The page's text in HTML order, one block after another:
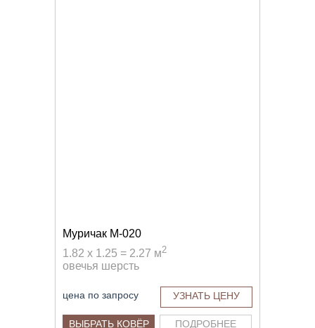
Муричак M-020
1.82 x 1.25 = 2.27 м2
овечья шерсть
цена по запросу УЗНАТЬ ЦЕНУ
ВЫБРАТЬ КОВЁР ПОДРОБНЕЕ